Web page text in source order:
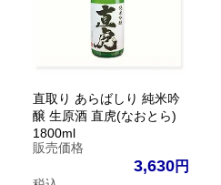
直取り あらばしり 純米吟
醸 生原酒 直虎(なおとら)
1800ml
販売価格
3,630